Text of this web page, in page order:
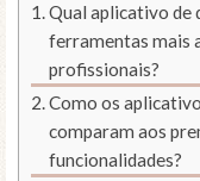
Qual aplicativo de
ferramentas mais
profissionais?
Como os
comparam aos
funcionalidades?